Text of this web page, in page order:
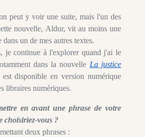
peut y voir une suite, mais l'un des
nouvelle, Aldur, vit au moins une
un de mes autres textes.
je continue à l'explorer quand j'ai le
dans la nouvelle La justice
disponible en version numérique
libraires numériques.
en avant une phrase de votre
choisiriez-vous ?
deux phrases :